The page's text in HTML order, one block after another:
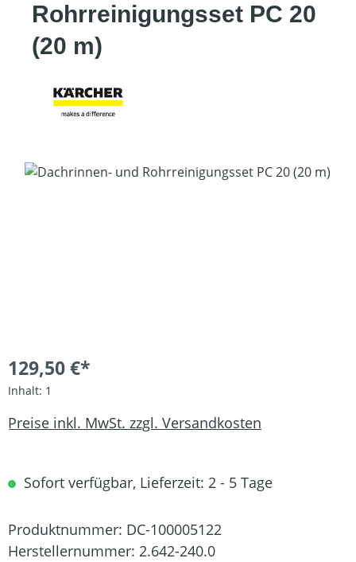
Rohrreinigungsset PC 20
(20 m)
Bildergalerie überspringen
129,50 €*
Inhalt: 1
Preise inkl. MwSt. zzgl. Versandkosten
Sofort verfügbar, Lieferzeit: 2 - 5 Tage
Produktnummer: DC-100005122
Herstellernummer: 2.642-240.0